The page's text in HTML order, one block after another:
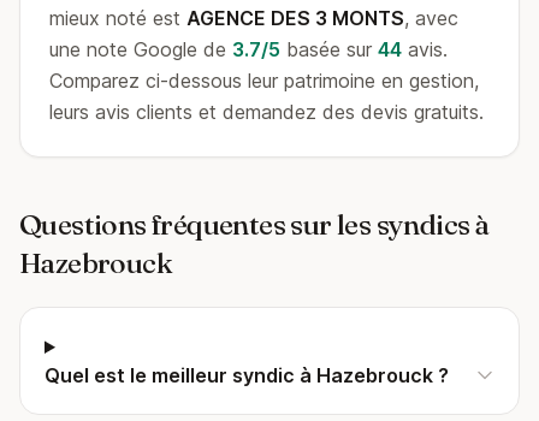
mieux noté est AGENCE DES 3 MONTS, avec
une note Google de 3.7/5 basée sur 44 avis.
Comparez ci-dessous leur patrimoine en gestion,
leurs avis clients et demandez des devis gratuits.
Questions fréquentes sur les syndics à
Hazebrouck
Quel est le meilleur syndic à Hazebrouck ?